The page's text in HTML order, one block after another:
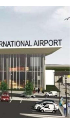
.R er п
а
в
и
т
ь